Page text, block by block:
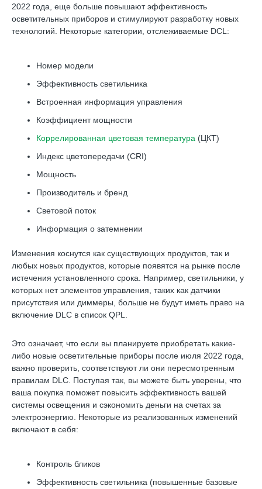
2022 года, еще больше повышают эффективность
осветительных приборов и стимулируют разработку новых
технологий. Некоторые категории, отслеживаемые DCL:
Номер модели
Эффективность светильника
Встроенная информация управления
Коэффициент мощности
Коррелированная цветовая температура (ЦКТ)
Индекс цветопередачи (CRI)
Мощность
Производитель и бренд
Световой поток
Информация о затемнении
Изменения коснутся как существующих продуктов, так и
любых новых продуктов, которые появятся на рынке после
истечения установленного срока. Например, светильники, у
которых нет элементов управления, таких как датчики
присутствия или диммеры, больше не будут иметь право на
включение DLC в список QPL.
Это означает, что если вы планируете приобретать какие-
либо новые осветительные приборы после июля 2022 года,
важно проверить, соответствуют ли они пересмотренным
правилам DLC. Поступая так, вы можете быть уверены, что
ваша покупка поможет повысить эффективность вашей
системы освещения и сэкономить деньги на счетах за
электроэнергию. Некоторые из реализованных изменений
включают в себя:
Контроль бликов
Эффективность светильника (повышенные базовые